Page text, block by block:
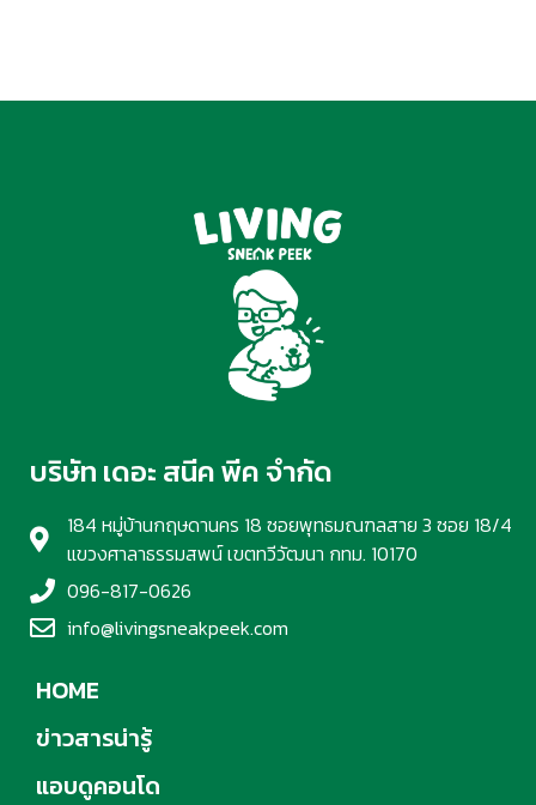
บริษัท เดอะ สนีค พีค จำกัด
184 หมู่บ้านกฤษดานคร 18 ซอยพุทธมณฑลสาย 3 ซอย 18/4
แขวงศาลาธรรมสพน์ เขตทวีวัฒนา กทม. 10170
096-817-0626
info@livingsneakpeek.com
HOME
ข่าวสารน่ารู้
แอบดูคอนโด